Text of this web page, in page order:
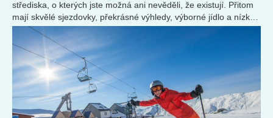
střediska, o kterých jste možná ani nevěděli, že existují. Přitom
mají skvělé sjezdovky, překrásné výhledy, výborné jídlo a nízké
ceny.